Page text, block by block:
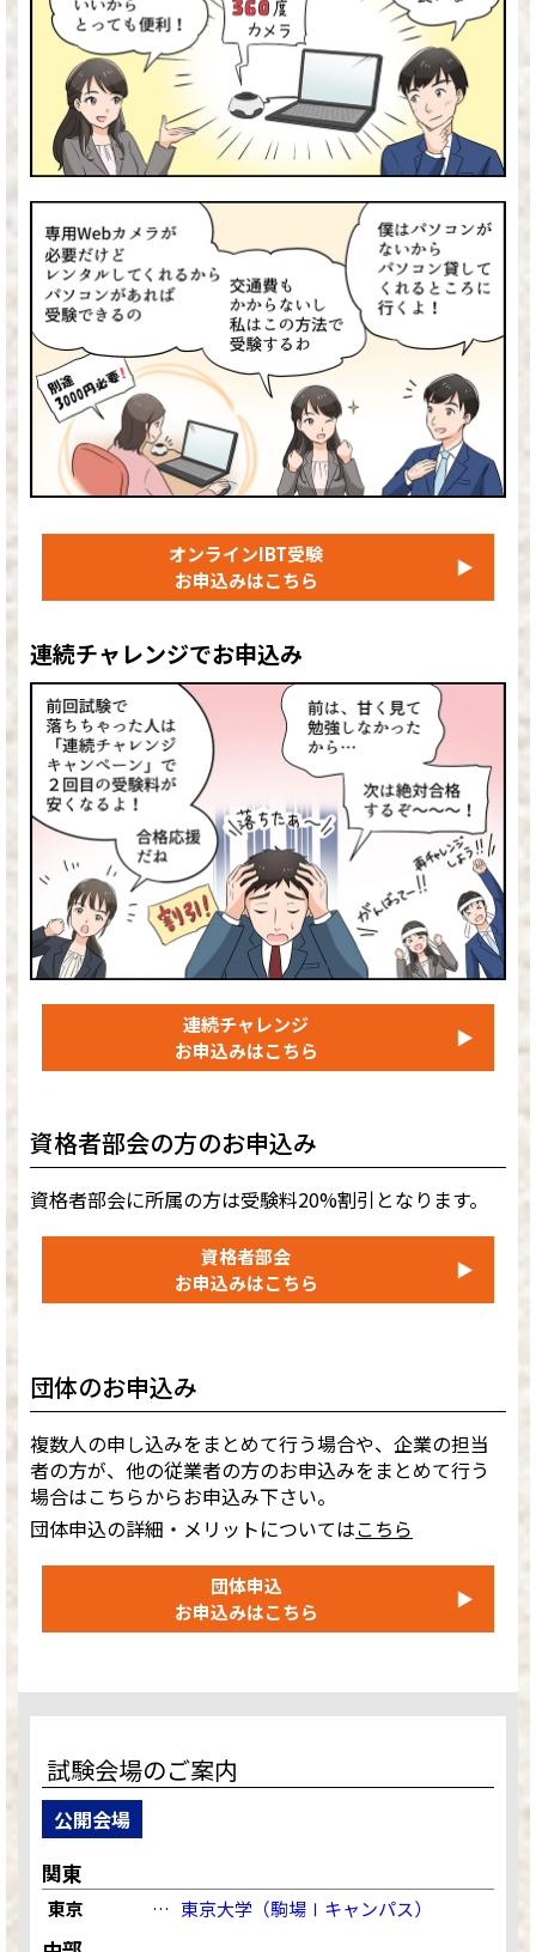
オンラインIBT受験
お申込みはこちら
▶
連続チャレンジでお申込み
連続チャレンジ
お申込みはこちら
▶
資格者部会の方のお申込み
資格者部会に所属の方は受験料20%割引となります。
資格者部会
お申込みはこちら
▶
団体のお申込み
複数人の申し込みをまとめて行う場合や、企業の担当
者の方が、他の従業者の方のお申込みをまとめて行う
場合はこちらからお申込み下さい。
団体申込の詳細・メリットについてはこちら
団体申込
お申込みはこちら
▶
試験会場のご案内
公開会場
関東
東京 … 東京大学（駒場Ⅰキャンパス）